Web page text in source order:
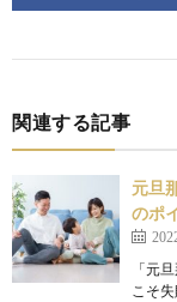
関連する記事
元旦
のポ
「元
こそ